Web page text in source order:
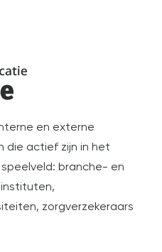
en externe
die actief zijn in het
branche- en
zorgverzekeraars